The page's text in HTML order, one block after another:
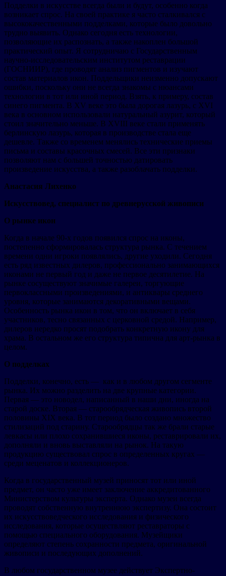
Подделки в искусстве всегда были и будут, особенно когда
возникает спрос. На своей практике я часто сталкивался с
высококачественными подделками, которые было довольно
трудно выявить. Однако сегодня есть технологии,
позволяющие их распознать, а также накоплен большой
практический опыт. Я сотрудничаю с Государственным
научно-исследовательским институтом реставрации
(ГОСНИИР), где проводят анализ пигментов и изучают
состав материалов икон. Поддельщики неизменно допускают
ошибки, поскольку они не всегда знакомы с нюансами
технологии в тот или иной период. Взять, к примеру, состав
синего пигмента. В XV веке это была дорогая лазурь, с XVI
века в основном использовали натуральный азурит, который
стоил значительно меньше. В XVIII веке стали применять
берлинскую лазурь, которая в производстве стала еще
дешевле. Также со временем менялись технические приемы
письма и составы красочных смесей. Все эти признаки
позволяют нам с большей точностью датировать
произведение искусства, а также разоблачать подделки.
Анастасия Лихенко
Искусствовед, специалист по древнерусской живописи
О рынке икон
Когда в начале 90-х годов появился спрос на иконы,
постепенно сформировалась структура рынка. С течением
времени одни игроки появлялись, другие уходили. Сегодня
есть ряд известных дилеров, профессионально занимающихся
иконами не первый год и даже не первое десятилетие. На
рынке сосуществуют значимые галереи, торгующие
первоклассными произведениями, и антиквары среднего
уровня, которые занимаются декоративными вещами.
Особенность рынка икон в том, что он включает в себя
участников, тесно связанных с церковной средой. Например,
дилеров нередко просят подобрать конкретную икону для
храма. В остальном же его структура типична для арт-рынка в
целом.
О подделках
Подделки, конечно, есть — как и в любом другом сегменте
рынка. Их можно разделить на две крупные категории.
Первая — это новодел, написанный в наши дни, иногда на
старой доске. Вторая — старообрядческая живопись второй
половины XIX века. В тот период было создано множество
стилизаций под старину. Старообрядцы так же брали старые
левкасы или плохо сохранившиеся иконы, реставрировали их,
дополняли и вновь выставляли на рынок. На такую
продукцию существовал спрос в определенных кругах —
среди меценатов и коллекционеров.
Когда в государственный музей приносят тот или иной
предмет, он часто уже имеет заключение аккредитованного
Министерством культуры эксперта. Однако музеи всегда
проводят собственную внутреннюю экспертизу. Она состоит
их искусствоведческого исследования и физического
исследования, которые осуществляют реставраторы с
помощью специального оборудования. Музейщики
определяют степень сохранности предмета, оригинальной
живописи и последующих дополнений.
В любом государственном музее действует Экспертно-